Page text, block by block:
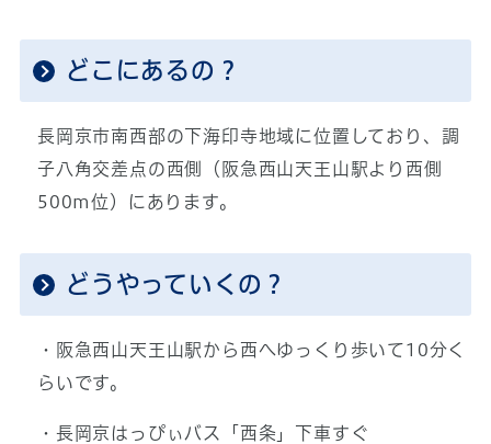
どこにあるの？
長岡京市南西部の下海印寺地域に位置しており、調
子八角交差点の西側（阪急西山天王山駅より西側
500m位）にあります。
どうやっていくの？
・阪急西山天王山駅から西へゆっくり歩いて10分く
らいです。
・長岡京はっぴぃバス「西条」下車すぐ